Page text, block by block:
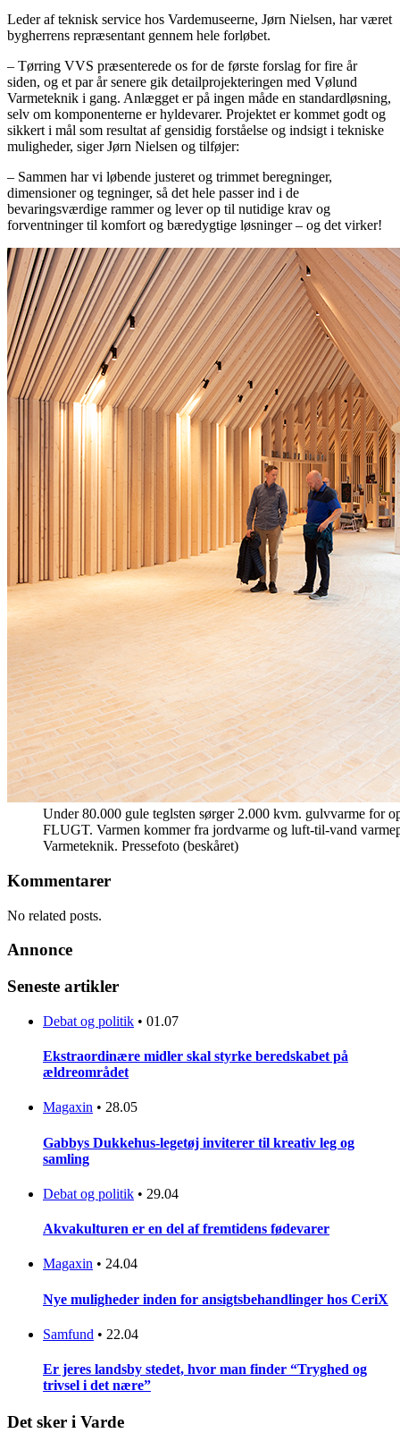
Leder af teknisk service hos Vardemuseerne, Jørn Nielsen, har været
bygherrens repræsentant gennem hele forløbet.
– Tørring VVS præsenterede os for de første forslag for fire år
siden, og et par år senere gik detailprojekteringen med Vølund
Varmeteknik i gang. Anlægget er på ingen måde en standardløsning,
selv om komponenterne er hyldevarer. Projektet er kommet godt og
sikkert i mål som resultat af gensidig forståelse og indsigt i tekniske
muligheder, siger Jørn Nielsen og tilføjer:
– Sammen har vi løbende justeret og trimmet beregninger,
dimensioner og tegninger, så det hele passer ind i de
bevaringsværdige rammer og lever op til nutidige krav og
forventninger til komfort og bæredygtige løsninger – og det virker!
Under 80.000 gule teglsten sørger 2.000 kvm. gulvvarme for
FLUGT. Varmen kommer fra jordvarme og luft-til-vand
Varmeteknik. Pressefoto (beskåret)
Kommentarer
No related posts.
Annonce
Seneste artikler
Debat og politik • 01.07
Ekstraordinære midler skal styrke beredskabet på
ældreområdet
Magaxin • 28.05
Gabbys Dukkehus-legetøj inviterer til kreativ leg og
samling
Debat og politik • 29.04
Akvakulturen er en del af fremtidens fødevarer
Magaxin • 24.04
Nye muligheder inden for ansigtsbehandlinger hos CeriX
Samfund • 22.04
Er jeres landsby stedet, hvor man finder “Tryghed og
trivsel i det nære”
Det sker i Varde